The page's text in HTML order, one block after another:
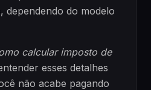
dependendo do modelo
calcular imposto de
esses detalhes
não acabe pagando